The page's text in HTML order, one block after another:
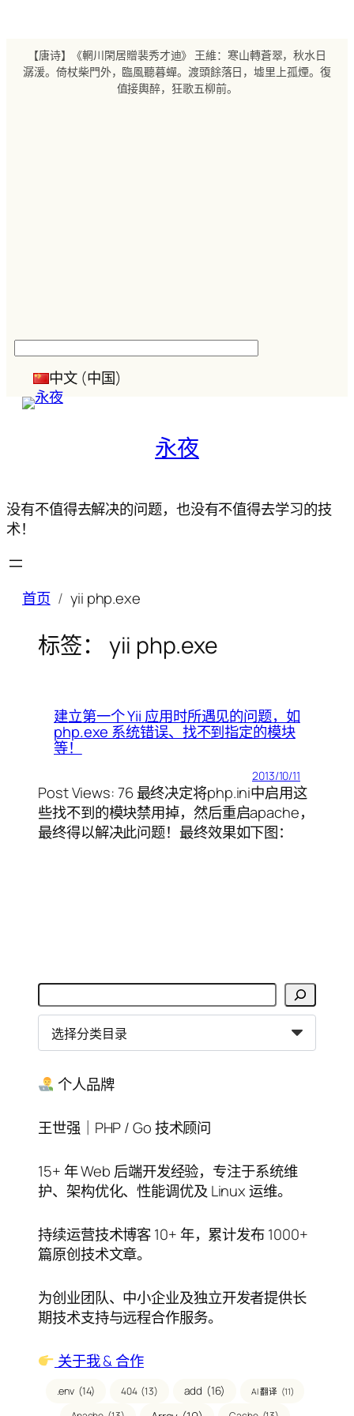
【唐诗】《輞川閑居贈裴秀才迪》 王維：寒山轉蒼翠，秋水日
潺湲。倚杖柴門外，臨風聽暮蟬。渡頭餘落日，墟里上孤煙。復
值接輿醉，狂歌五柳前。
中文 (中国)
永夜
没有不值得去解决的问题，也没有不值得去学习的技
术！
首页 yii php.exe
标签： yii php.exe
建立第一个 Yii 应用时所遇见的问题，如
php.exe 系统错误、找不到指定的模块
等！
2013/10/11
Post Views: 76 最终决定将php.ini中启用这
些找不到的模块禁用掉，然后重启apache，
最终得以解决此问题！最终效果如下图：
搜
索
分
录 个人品牌
王世强｜PHP / Go 技术顾问
15+ 年 Web 后端开发经验，专注于系统维
护、架构优化、性能调优及 Linux 运维。
持续运营技术博客 10+ 年，累计发布 1000+
篇原创技术文章。
为创业团队、中小企业及独立开发者提供长
期技术支持与远程合作服务。
关于我 & 合作
.env (14) 404 (13) add (16) AI 翻译 (11)